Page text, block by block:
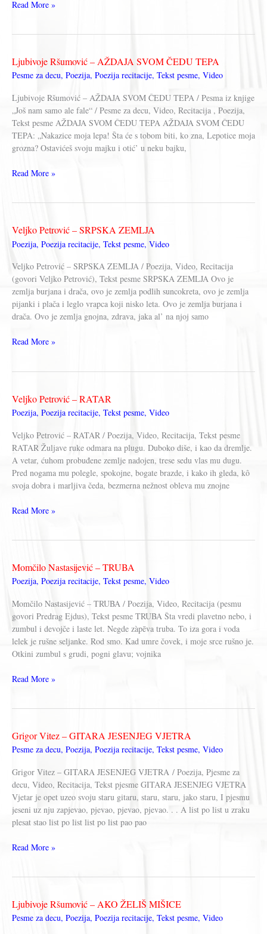
Milan
Read More »
Ljubivoje Ršumović – AŽDAJA SVOM ČEDU TEPA
Pesme za decu, Poezija, Poezija recitacije, Tekst pesme, Video
Ljubivoje Ršumović – AŽDAJA SVOM ČEDU TEPA / Pesma iz knjige
„Još nam samo ale fale“ / Pesme za decu, Video, Recitacija , Poezija,
Tekst pesme AŽDAJA SVOM ČEDU TEPA AŽDAJA SVOM ČEDU
TEPA: „Nakazice moja lepa! Šta će s tobom biti, ko zna, Lepotice moja
grozna? Ostavićeš svoju majku i otić’ u neku bajku,
Ljubivoje
ČEDU
TEPA
Read More »
Veljko Petrović – SRPSKA ZEMLJA
Poezija, Poezija recitacije, Tekst pesme, Video
Veljko Petrović – SRPSKA ZEMLJA / Poezija, Video, Recitacija
(govori Veljko Petrović), Tekst pesme SRPSKA ZEMLJA Ovo je
zemlja burjana i drača, ovo je zemlja podlih suncokreta, ovo je zemlja
pijanki i plača i leglo vrapca koji nisko leta. Ovo je zemlja burjana i
drača. Ovo je zemlja gnojna, zdrava, jaka al’ na njoj samo
Veljko
Read More »
Veljko Petrović – RATAR
Poezija, Poezija recitacije, Tekst pesme, Video
Veljko Petrović – RATAR / Poezija, Video, Recitacija, Tekst pesme
RATAR Žuljave ruke odmara na plugu. Duboko diše, i kao da dremlje.
A vetar, ćuhom probuđene zemlje nadojen, trese sedu vlas mu dugu.
Pred nogama mu polegle, spokojne, bogate brazde, i kako ih gleda, kô
svoja dobra i marljiva čeda, bezmerna nežnost obleva mu znojne
Veljko
Read More »
Momčilo Nastasijević – TRUBA
Poezija, Poezija recitacije, Tekst pesme, Video
Momčilo Nastasijević – TRUBA / Poezija, Video, Recitacija (pesmu
govori Predrag Ejdus), Tekst pesme TRUBA Šta vredi plavetno nebo, i
zumbul i devojče i laste let. Negde zàpēva truba. To iza gora i voda
lelek je rušne seljanke. Rod smo. Kad umre čovek, i moje srce rušno je.
Otkini zumbul s grudi, pogni glavu; vojnika
Momčilo
Read More »
Grigor Vitez – GITARA JESENJEG VJETRA
Pesme za decu, Poezija, Poezija recitacije, Tekst pesme, Video
Grigor Vitez – GITARA JESENJEG VJETRA / Poezija, Pjesme za
decu, Video, Recitacija, Tekst pjesme GITARA JESENJEG VJETRA
Vjetar je opet uzeo svoju staru gitaru, staru, staru, jako staru, I pjesmu
jeseni uz nju zapjevao, pjevao, pjevao, pjevao. . . A list po list u zraku
plesat stao list po list list po list pao pao
Grigor
VJETRA
Read More »
Ljubivoje Ršumović – AKO ŽELIŠ MIŠICE
Pesme za decu, Poezija, Poezija recitacije, Tekst pesme, Video